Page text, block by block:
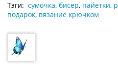
Тэги: сумочка, бисер, пайетки,
подарок, вязание крючком